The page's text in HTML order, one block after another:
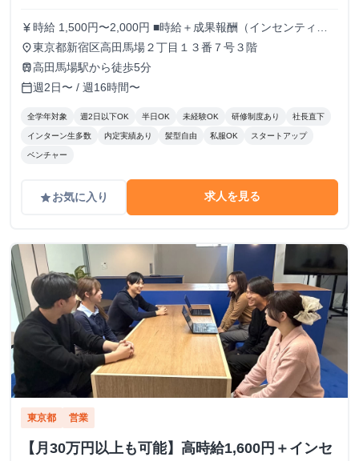
currency_yen 時給 1,500円〜2,000円 ■時給＋成果報酬（インセンティ
ブ）制度 現在最高時給2000円。 また、アポイント獲得1件
毎に5,000〜20,000円を支給いたします。 上限はないため結
果を出した分だけ還元されます！ ※時給や成果報酬は役職
や在籍期間に応じて変動
place東京都新宿区高田馬場２丁目１３番７号３階
train高田馬場駅から徒歩5分
calendar_today週2日〜 / 週16時間〜
全学年対象 週2日以下OK 半日OK 未経験OK 研修制度あり 社長直下
インターン生多数 内定実績あり 髪型自由 私服OK スタートアップ
ベンチャー
gradeお気に入り 求人を見る
東京都 営業
【月30万円以上も可能】高時給1,600円＋インセ